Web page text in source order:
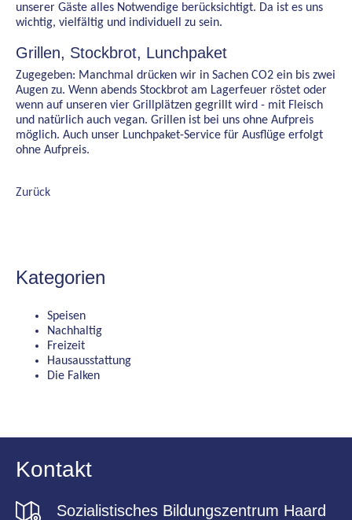
unserer Gäste alles Notwendige berücksichtigt. Da ist es uns
wichtig, vielfältig und individuell zu sein.
Grillen, Stockbrot, Lunchpaket
Zugegeben: Manchmal drücken wir in Sachen CO2 ein bis zwei
Augen zu. Wenn abends Stockbrot am Lagerfeuer röstet oder
wenn auf unseren vier Grillplätzen gegrillt wird - mit Fleisch
und natürlich auch vegan. Grillen ist bei uns ohne Aufpreis
möglich. Auch unser Lunchpaket-Service für Ausflüge erfolgt
ohne Aufpreis.
Zurück
Kategorien
Speisen
Nachhaltig
Freizeit
Hausausstattung
Die Falken
Kontakt
Sozialistisches Bildungszentrum Haard